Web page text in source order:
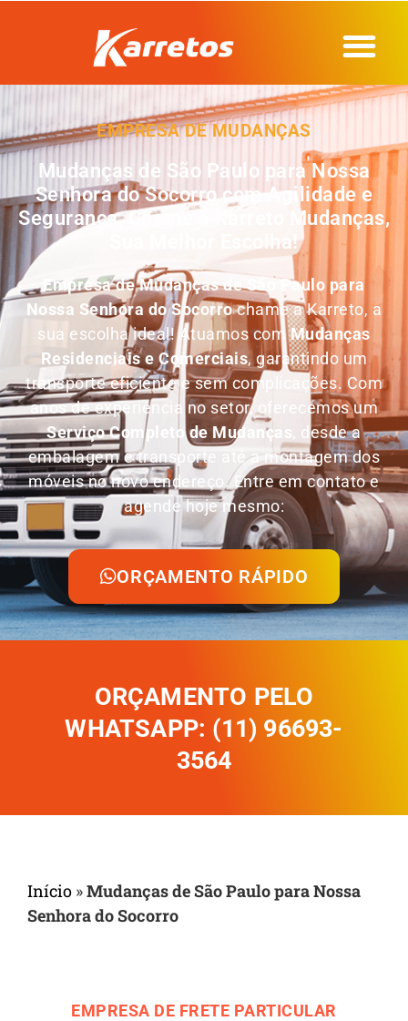
EMPRESA DE MUDANÇAS
Mudanças de São Paulo para Nossa
Senhora do Socorro com Agilidade e
Segurança, Chame a Karreto Mudanças,
Sua Melhor Escolha!
Empresa deMudanças de São Paulo para
Nossa Senhora do Socorrochame a Karreto, a
sua escolha ideal! Atuamos comMudanças
Residenciais e Comerciais, garantindo um
transporte eficiente e sem complicações. Com
anos de experiência no setor, oferecemos um
Serviço Completo de Mudanças , desde a
embalagem e transporte até a montagem dos
móveis no novo endereço. Entre em contato e
agende hoje mesmo:
ORÇAMENTO RÁPIDO
ORÇAMENTO PELO
WHATSAPP: (11) 96693-
3564
Início »Mudanças de São Paulo para Nossa
Senhora do Socorro
EMPRESA DE FRETE PARTICULAR